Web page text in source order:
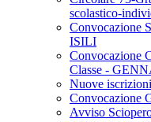
scolastico-
Convocazione
ISILI
Convocazione
Classe -
Nuove
Convocazione
Avviso